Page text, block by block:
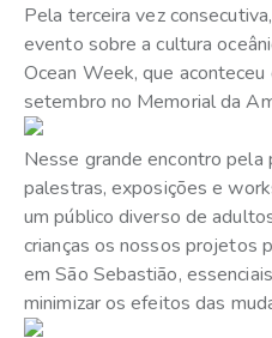
Pela terceira vez
evento sobre a cultura
Ocean Week, que
setembro no Memorial da
Nesse grande encontro pela
palestras, exposições e
um público diverso de
crianças os nossos projetos
em São Sebastião,
minimizar os efeitos das